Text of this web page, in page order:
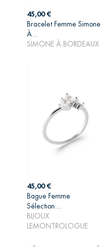
Prix
45,00 €
Bracelet Femme Simone
À...
SIMONE À BORDEAUX
AJOUTER AU
Prix
45,00 €
Bague Femme
Sélection...
BIJOUX
LEMONTROLOGUE
AJOUTER AU